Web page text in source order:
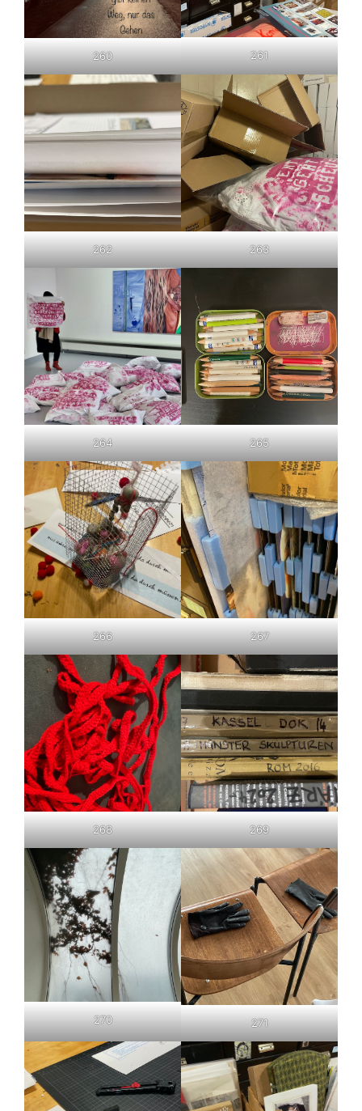
260 261
262 263
264 265
266 267
268 269
270 271